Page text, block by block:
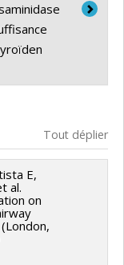
Tout déplier
E,
al.
on